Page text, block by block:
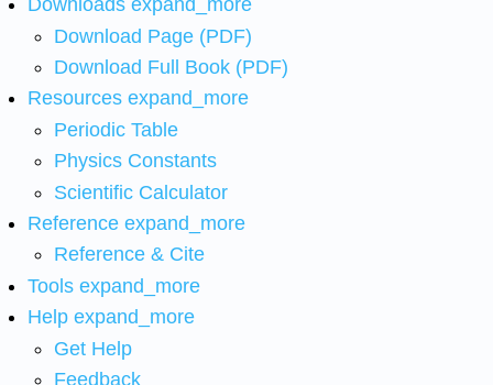
Downloads expand_more
Download Page (PDF)
Download Full Book (PDF)
Resources expand_more
Periodic Table
Physics Constants
Scientific Calculator
Reference expand_more
Reference & Cite
Tools expand_more
Help expand_more
Get Help
Feedback